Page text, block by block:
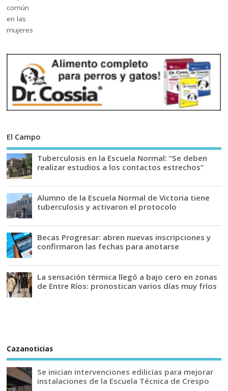
El Campo
Tuberculosis en la Escuela Normal: “Se deben
realizar estudios a los contactos estrechos”
Alumno de la Escuela Normal de Victoria tiene
tuberculosis y activaron el protocolo
Becas Progresar: abren nuevas inscripciones y
confirmaron las fechas para anotarse
La sensación térmica llegó a bajo cero en zonas
de Entre Ríos: pronostican varios días muy fríos
Cazanoticias
Se inician intervenciones edilicias para mejorar
instalaciones de la Escuela Técnica de Crespo